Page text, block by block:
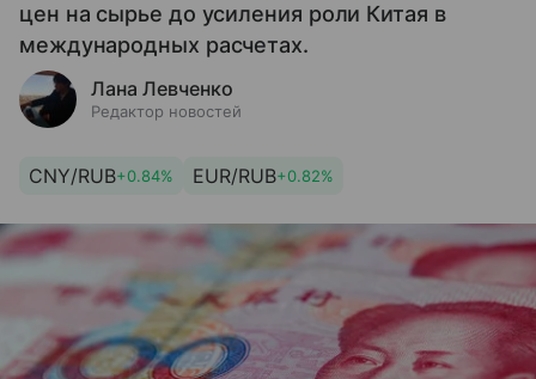
цен на сырье до усиления роли Китая в
международных расчетах.
Лана Левченко
Редактор новостей
CNY/RUB+0.84% EUR/RUB+0.82%